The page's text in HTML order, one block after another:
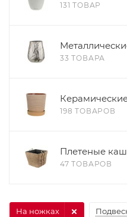
131 ТОВАР
33 ТОВАРА
198 ТОВАРОВ
Плетеные
47 ТОВАРОВ
На ножках